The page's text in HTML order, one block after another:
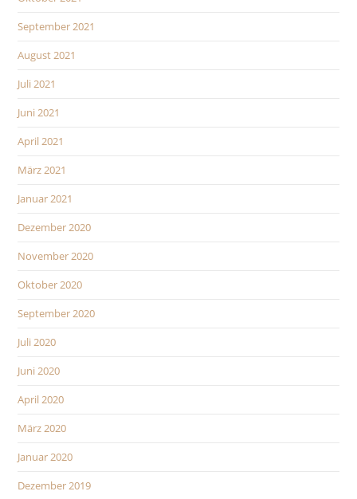
September 2021
August 2021
Juli 2021
Juni 2021
April 2021
März 2021
Januar 2021
Dezember 2020
November 2020
Oktober 2020
September 2020
Juli 2020
Juni 2020
April 2020
März 2020
Januar 2020
Dezember 2019